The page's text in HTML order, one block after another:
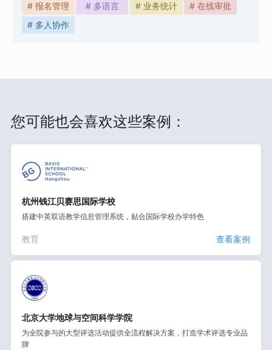
# 报名管理 # 多语言 # 业务统计
# 在线审批
# 多人协作
您可能也会喜欢这些案例：
杭州钱江贝赛思国际学校
搭建中英双语教学信息管理系统，贴合国际学校办学特色
教育 查看案例
北京大学地球与空间科学学院
为全院参与的大型评选活动提供全流程解决方案，打造学术评选专业品
牌